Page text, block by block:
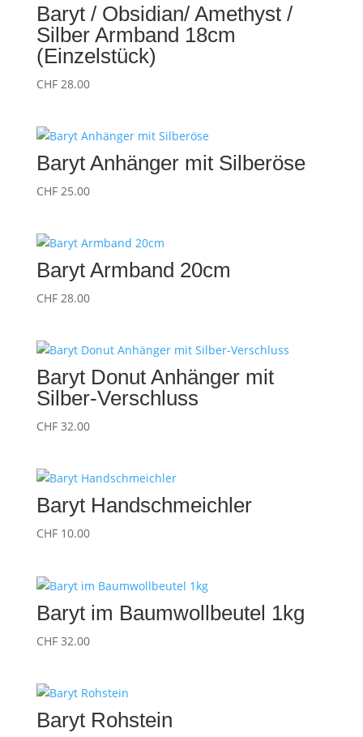
Baryt / Obsidian/ Amethyst /
Silber Armband 18cm
(Einzelstück)
CHF28.00
Baryt Anhänger mit Silberöse
CHF25.00
Baryt Armband 20cm
CHF28.00
Baryt Donut Anhänger mit
Silber-Verschluss
CHF32.00
Baryt Handschmeichler
CHF10.00
Baryt im Baumwollbeutel 1kg
CHF32.00
Baryt Rohstein